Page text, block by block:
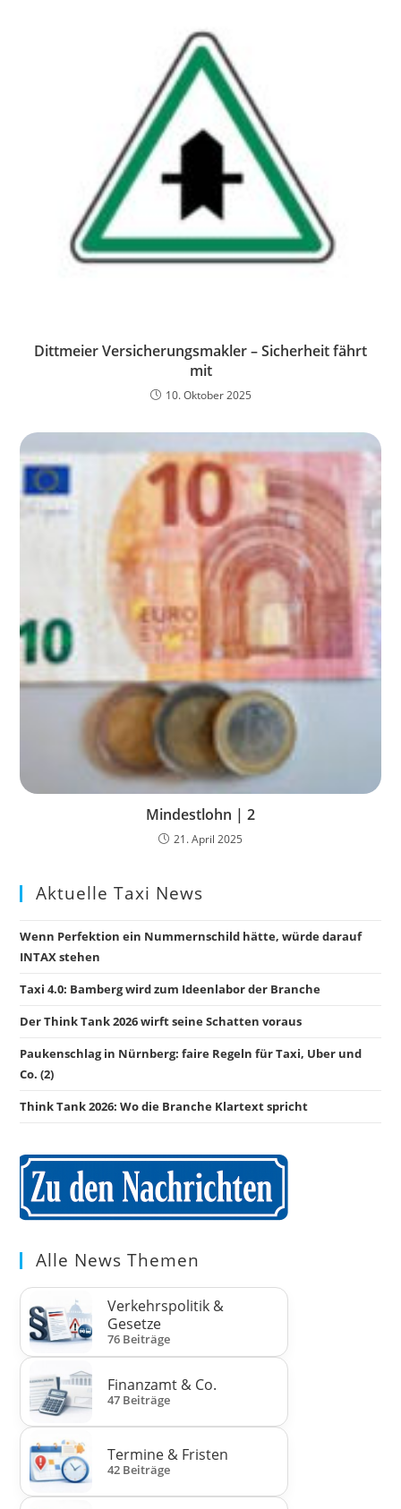
Dittmeier Versicherungsmakler – Sicherheit fährt
mit
10. Oktober 2025
Mindestlohn | 2
21. April 2025
Aktuelle Taxi News
Wenn Perfektion ein Nummernschild hätte, würde darauf
INTAX stehen
Taxi 4.0: Bamberg wird zum Ideenlabor der Branche
Der Think Tank 2026 wirft seine Schatten voraus
Paukenschlag in Nürnberg: faire Regeln für Taxi, Uber und
Co. (2)
Think Tank 2026: Wo die Branche Klartext spricht
Alle News Themen
Verkehrspolitik &
Gesetze
76 Beiträge
Finanzamt & Co.
47 Beiträge
Termine & Fristen
42 Beiträge